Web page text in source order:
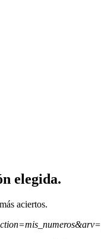
elegida.
aciertos.